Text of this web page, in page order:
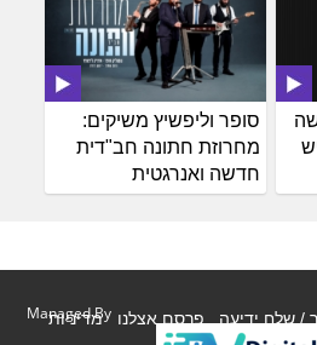
סופר וליפשיץ משיקים:
מחרוזת חתונה חב"דית
חדשה ואנרגטית
/ שלח ידיעה פרסם אצלנו מדיניות
Managed By